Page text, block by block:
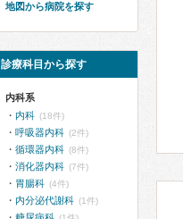
地図から病院を探す
診療科目から探す
内科系
内科 (18件)
呼吸器内科 (2件)
循環器内科 (8件)
消化器内科 (7件)
胃腸科 (4件)
内分泌代謝科 (1件)